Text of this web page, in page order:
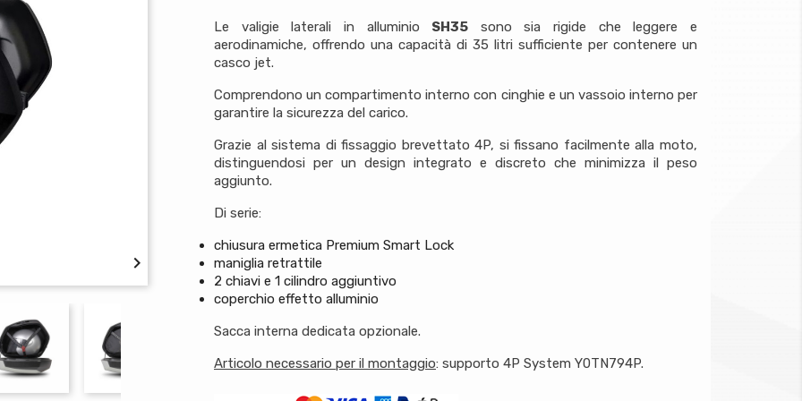

Le valigie laterali in alluminio SH35 sono sia rigide che leggere e
aerodinamiche, offrendo una capacità di 35 litri sufficiente per contenere un
casco jet.
Comprendono un compartimento interno con cinghie e un vassoio interno per
garantire la sicurezza del carico.
Grazie al sistema di fissaggio brevettato 4P, si fissano facilmente alla moto,
distinguendosi per un design integrato e discreto che minimizza il peso
aggiunto.
Di serie:
chiusura ermetica Premium Smart Lock
maniglia retrattile
2 chiavi e 1 cilindro aggiuntivo
coperchio effetto alluminio
Sacca interna dedicata opzionale.
Articolo necessario per il montaggio: supporto 4P System Y0TN794P.